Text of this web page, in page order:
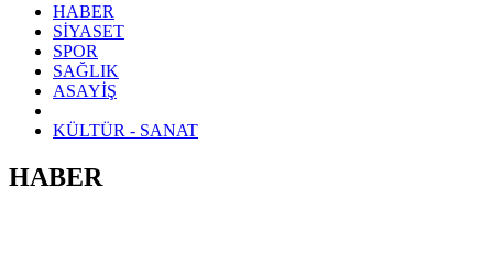
HABER
SİYASET
SPOR
SAĞLIK
ASAYİŞ
KÜLTÜR - SANAT
HABER